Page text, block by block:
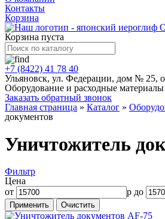
Контакты
Корзина
Корзина пуста
+7 (8422) 41 78 40
Ульяновск, ул. Федерации, дом № 25,
Оборудование и расходные
Заказать обратный звонок
Главная страница » Каталог »
документов
Уничтожитель
Фильтр
Цена
от
р до